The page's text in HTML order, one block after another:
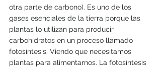
otra parte de carbono). Es uno de los
gases esenciales de la tierra porque las
plantas lo utilizan para producir
carbohidratos en un proceso llamado
fotosíntesis. Viendo que necesitamos
plantas para alimentarnos. La fotosíntesis